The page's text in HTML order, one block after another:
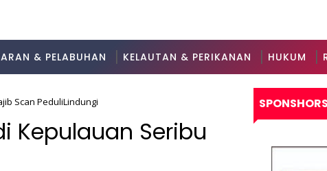
& PELABUHAN KELAUTAN & PERIKANAN HUKUM
Scan PeduliLindungi
Kepulauan Seribu